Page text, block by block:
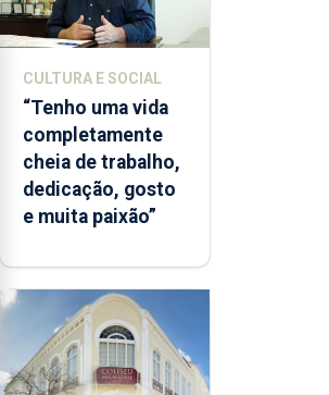
CULTURA E SOCIAL
“Tenho uma vida
completamente
cheia de trabalho,
dedicação, gosto
e muita paixão”